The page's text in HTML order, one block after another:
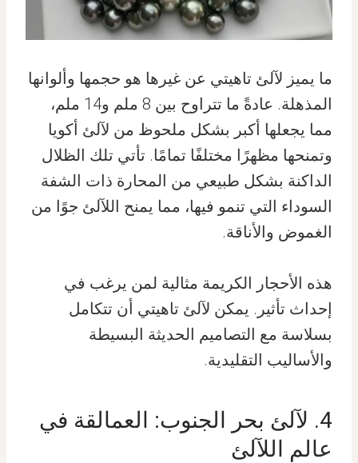
ما يميز لآلئ تاهيتي عن غيرها هو حجمها وألوانها
المذهلة. عادةً ما تتراوح بين 8 ملم و14 ملم،
مما يجعلها أكبر بشكل ملحوظ من لآلئ أكويا
وتمنحها مظهرًا مختلفًا تمامًا. تأتي تلك الظلال
الداكنة بشكل طبيعي من المحارة ذات الشفة
السوداء التي تنمو فيها، مما يمنح اللآلئ جوًا من
الغموض والأناقة.
هذه الأحجار الكريمة مثالية لمن يرغب في
إحداث تأثير. يمكن لآلئ تاهيتي أن تتكامل
بسلاسة مع التصاميم الحديثة البسيطة
والأساليب التقليدية.
4. لآلئ بحر الجنوب: العمالقة في
عالم اللآلئ